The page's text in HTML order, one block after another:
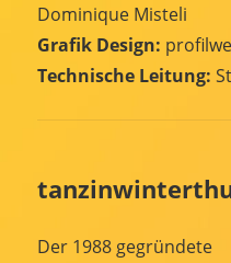
Dominique Misteli
Grafik Design:
Technische Leitung:
Der 1988 gegründete